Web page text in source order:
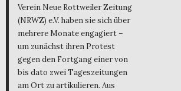
Verein Neue Rottweiler Zeitung
(NRWZ) e.V. haben sie sich über
mehrere Monate engagiert –
um zunächst ihren Protest
gegen den Fortgang einer von
bis dato zwei Tageszeitungen
am Ort zu artikulieren. Aus